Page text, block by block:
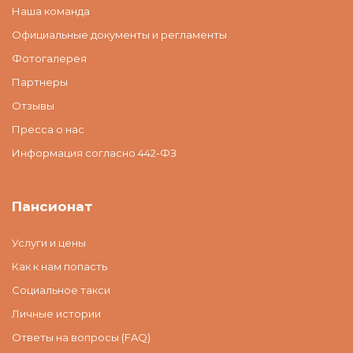
Наша команда
Официальные документы и регламенты
Фотогалерея
Партнеры
Отзывы
Пресса о нас
Информация согласно 442-ФЗ
Пансионат
Услуги и цены
Как к нам попасть
Социальное такси
Личные истории
Ответы на вопросы (FAQ)